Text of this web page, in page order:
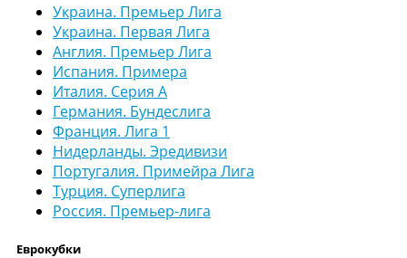
Украина. Премьер Лига
Украина. Первая Лига
Англия. Премьер Лига
Испания. Примера
Италия. Серия А
Германия. Бундеслига
Франция. Лига 1
Нидерланды. Эредивизи
Португалия. Примейра Лига
Турция. Суперлига
Россия. Премьер-лига
Еврокубки